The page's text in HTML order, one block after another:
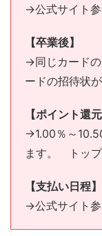
→公式サイト参
【卒業後】
→同じカード
ードの招待状
【ポイント還元
→1.00％～
ます。 トッ
【支払い日程】
→公式サイト参